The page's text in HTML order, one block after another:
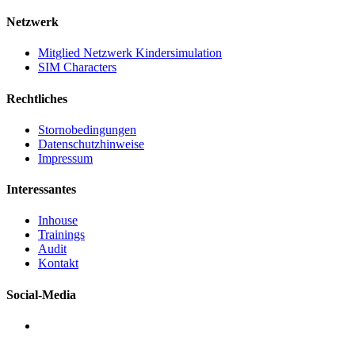
Netzwerk
Mitglied Netzwerk Kindersimulation
SIM Characters
Rechtliches
Stornobedingungen
Datenschutzhinweise
Impressum
Interessantes
Inhouse
Trainings
Audit
Kontakt
Social-Media